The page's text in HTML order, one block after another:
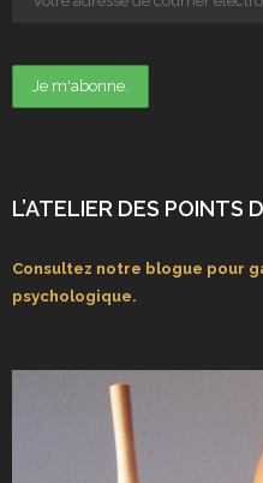
L’ATELIER DES POINTS
Consultez notre blogue pour
psychologique.